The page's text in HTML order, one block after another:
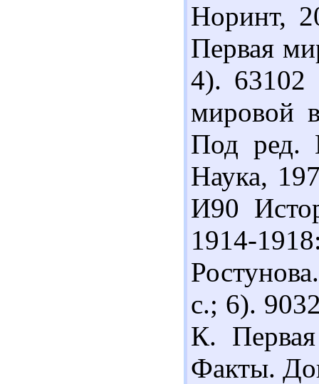
Норинт,
Первая
4). 63102
мировой
Под
Наука,
И90
1914-
с.; 6).
К.
Факты.